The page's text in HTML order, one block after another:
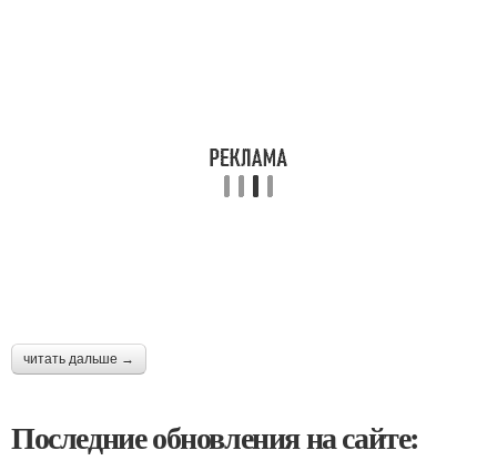
читать дальше →
Последние обновления на сайте: